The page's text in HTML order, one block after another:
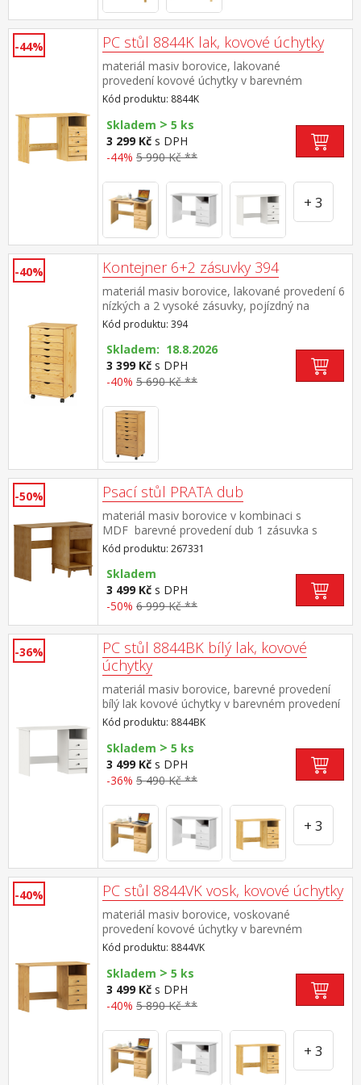
-44% PC stůl 8844K lak, kovové úchytky
materiál masiv borovice, lakované
provedení kovové úchytky v barevném
provedení černěná mosaz 3 zásuvky s
kovovými pojezdy (montáž možná pouze na
pravou stranu) rozměr zásuvky (š/h/v) 27,9 ×
30,7 × 10,5 cm výsuv není součástí dodávky ke
stolu je možno dokoupit výsuvnou desku na
Kód produktu: 8844K
Skladem > 5 ks
3 299 Kč s DPH
-44% 5 990 Kč **
+ 3
-40% Kontejner 6+2 zásuvky 394
materiál masiv borovice, lakované provedení 6
nízkých a 2 vysoké zásuvky, pojízdný na
kolečkách
Kód produktu: 394
Skladem: 18.8.2026
3 399 Kč s DPH
-40% 5 690 Kč **
-50% Psací stůl PRATA dub
materiál masiv borovice v kombinaci s
MDF barevné provedení dub 1 zásuvka s
kovovými pojezdy 1 police
Kód produktu: 267331
Skladem
3 499 Kč s DPH
-50% 6 999 Kč **
-36%
PC stůl 8844BK bílý lak, kovové
úchytky
materiál masiv borovice, barevné provedení
bílý lak kovové úchytky v barevném provedení
černěná mosaz 3 zásuvky s kovovými pojezdy
(montáž možná pouze na pravou
stranu) rozměr zásuvky (š/h/v) 27,9 × 30,7 ×
10,5 cm bez výsuvu pro klávesnici
Kód produktu: 8844BK
Skladem > 5 ks
3 499 Kč s DPH
-36% 5 490 Kč **
+ 3
-40% PC stůl 8844VK vosk, kovové úchytky
materiál masiv borovice, voskované
provedení kovové úchytky v barevném
provedení černěná mosaz 3 zásuvky s
kovovými pojezdy (montáž možná pouze na
pravou stranu) rozměr zásuvky (š/h/v) 27,9 ×
30,7 × 10,5 cm bez výsuvu pro klávesnici
Kód produktu: 8844VK
Skladem > 5 ks
3 499 Kč s DPH
-40% 5 890 Kč **
+ 3